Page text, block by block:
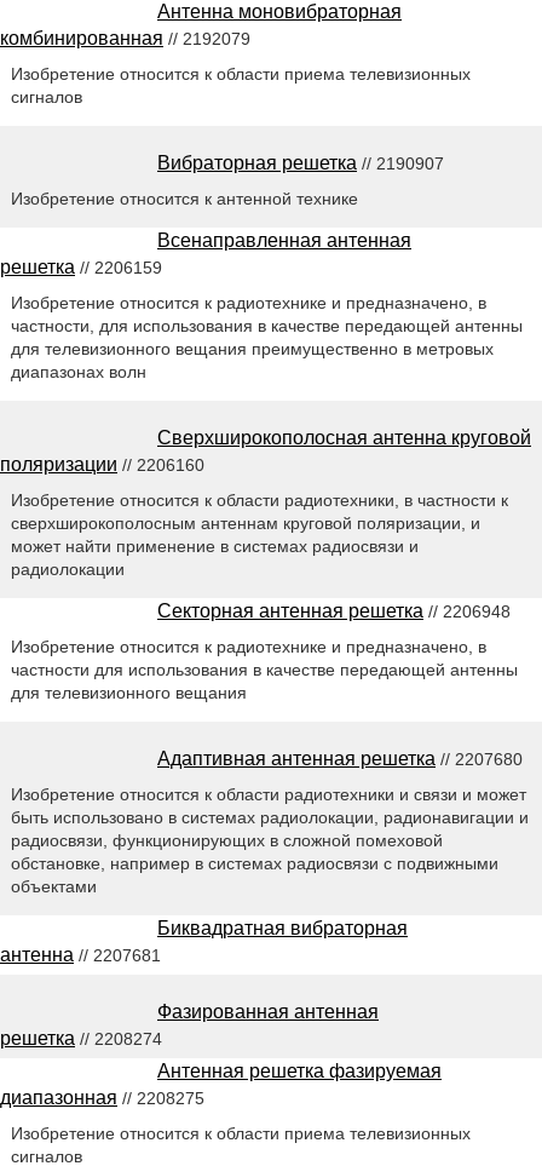
Антенна моновибраторная
комбинированная // 2192079
Изобретение относится к области приема телевизионных
сигналов
Вибраторная решетка // 2190907
Изобретение относится к антенной технике
Всенаправленная антенная
решетка // 2206159
Изобретение относится к радиотехнике и предназначено, в
частности, для использования в качестве передающей антенны
для телевизионного вещания преимущественно в метровых
диапазонах волн
Сверхширокополосная антенна круговой
поляризации // 2206160
Изобретение относится к области радиотехники, в частности к
сверхширокополосным антеннам круговой поляризации, и
может найти применение в системах радиосвязи и
радиолокации
Секторная антенная решетка // 2206948
Изобретение относится к радиотехнике и предназначено, в
частности для использования в качестве передающей антенны
для телевизионного вещания
Адаптивная антенная решетка // 2207680
Изобретение относится к области радиотехники и связи и может
быть использовано в системах радиолокации, радионавигации и
радиосвязи, функционирующих в сложной помеховой
обстановке, например в системах радиосвязи с подвижными
объектами
Биквадратная вибраторная
антенна // 2207681
Фазированная антенная
решетка // 2208274
Антенная решетка фазируемая
диапазонная // 2208275
Изобретение относится к области приема телевизионных
сигналов